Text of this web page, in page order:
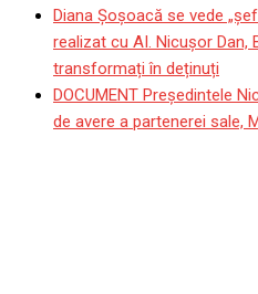
Diana Șoșoacă se vede
realizat cu AI. Nicușor Dan,
transformați în deținuți
DOCUMENT Președintele
de avere a partenerei sale,